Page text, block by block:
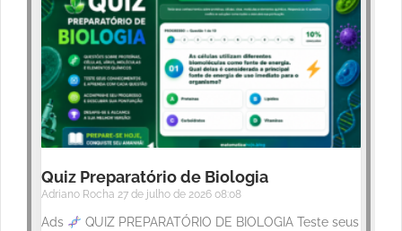
Quiz Preparatório de Biologia
Adriano Rocha 27 de julho de 2026 08:08
Ads
QUIZ PREPARATÓRIO DE BIOLOGIA Teste seus